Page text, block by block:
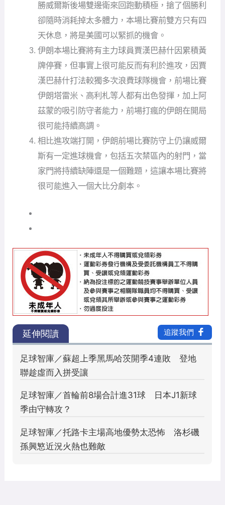
勝威爾斯後場雙邊衛來回跑動積極，搶了個勝利
卻隨時消耗掉太多體力，本場比賽前雙方只有四
天休息，將是美國可以緊抓的機會。
伊朗本場比賽將有主力球員賈漢巴赫什因累積黃
牌停賽，但事實上很可能反而有利於進攻，因賈
漢巴赫什打法較獨多次浪費球隊機會，前場比賽
伊朗塔雷米、高利札等人都有出色發揮，加上阿
茲蒙的吸引防守者能力，前場打瘋的伊朗在開局
很可能持續高調。
相比進攻端打開，伊朗前場比賽防守上仍讓威爾
斯有一定進球機會，包括五次禁區內的射門，當
家門將持續缺陣還是一個難題，這讓本場比賽將
很可能進入一個大比分劇本。